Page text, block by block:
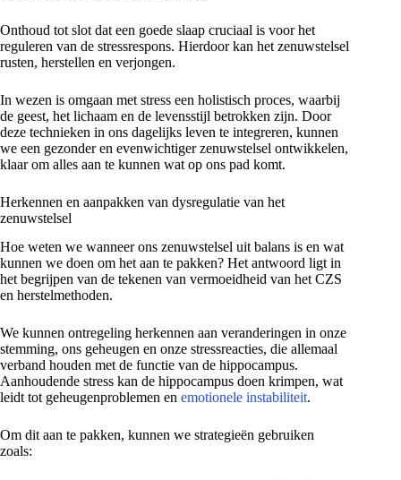
Onthoud tot slot dat een goede slaap cruciaal is voor het
reguleren van de stressrespons. Hierdoor kan het zenuwstelsel
rusten, herstellen en verjongen.
In wezen is omgaan met stress een holistisch proces, waarbij
de geest, het lichaam en de levensstijl betrokken zijn. Door
deze technieken in ons dagelijks leven te integreren, kunnen
we een gezonder en evenwichtiger zenuwstelsel ontwikkelen,
klaar om alles aan te kunnen wat op ons pad komt.
Herkennen en aanpakken van dysregulatie van het
zenuwstelsel
Hoe weten we wanneer ons zenuwstelsel uit balans is en wat
kunnen we doen om het aan te pakken? Het antwoord ligt in
het begrijpen van de tekenen van vermoeidheid van het CZS
en herstelmethoden.
We kunnen ontregeling herkennen aan veranderingen in onze
stemming, ons geheugen en onze stressreacties, die allemaal
verband houden met de functie van de hippocampus.
Aanhoudende stress kan de hippocampus doen krimpen, wat
leidt tot geheugenproblemen en emotionele instabiliteit.
Om dit aan te pakken, kunnen we strategieën gebruiken
zoals: